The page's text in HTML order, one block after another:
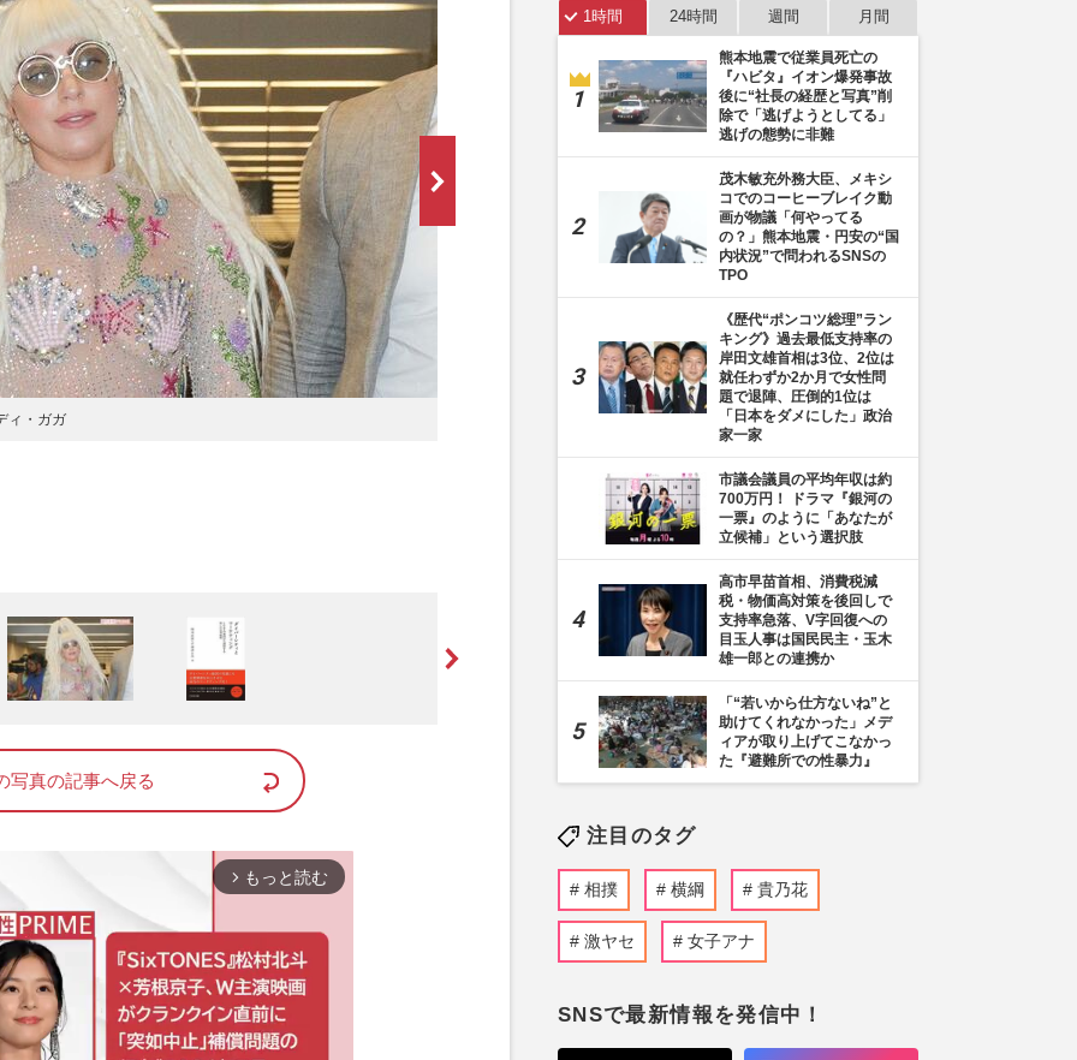
ィ・ガガ
[写真 2/2枚目] 四元さんも執筆している『ダイバーシティとマーケティング-LGBTの事例から理
業戦略』(著者/四元正弘・千羽ひとみ)。画像をクリックするとamazonの購入ページにジャンプ
写真の記事へ戻る
arrow_forward_ios もっと読む
1時間 24時間 週間 月間
熊本地震で従業員死亡の
『ハビタ』イオン爆発事故
後に“社長の経歴と写真”削
除で「逃げようとしてる」
逃げの態勢に非難
茂木敏充外務大臣、メキシ
コでのコーヒーブレイク動
画が物議「何やってる
の？」熊本地震・円安の“国
内状況”で問われるSNSの
TPO
《歴代“ポンコツ総理”ラン
キング》過去最低支持率の
岸田文雄首相は3位、2位は
就任わずか2か月で女性問
題で退陣、圧倒的1位は
「日本をダメにした」政治
家一家
市議会議員の平均年収は約
700万円！ ドラマ『銀河の
一票』のように「あなたが
立候補」という選択肢
高市早苗首相、消費税減
税・物価高対策を後回しで
支持率急落、V字回復への
目玉人事は国民民主・玉木
雄一郎との連携か
「“若いから仕方ないね”と
助けてくれなかった」メデ
ィアが取り上げてこなかっ
た『避難所での性暴力』
注目のタグ
相撲 横綱 貴乃花
激ヤセ 女子アナ
SNSで最新情報を発信中！